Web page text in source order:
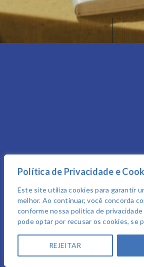
Política de Privacidade e
Este site utiliza cookies para garantir
melhor. Ao continuar, você concorda
conforme nossa política de
pode optar por recusar os cookies, se
REJEITAR